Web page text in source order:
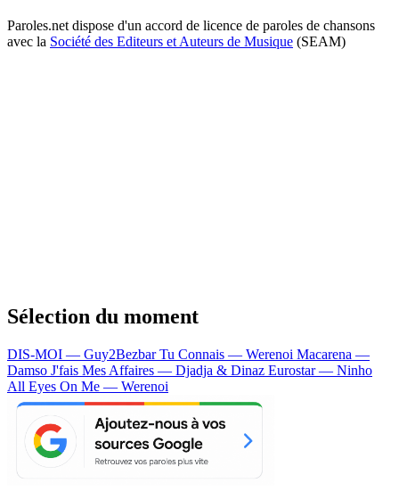
Paroles.net dispose d'un accord de licence de paroles de chansons
avec la Société des Editeurs et Auteurs de Musique (SEAM)
Sélection du moment
DIS-MOI — Guy2BezbarTu Connais — Werenoi Macarena —
Damso J'fais Mes Affaires — Djadja & Dinaz Eurostar — Ninho
All Eyes On Me — Werenoi